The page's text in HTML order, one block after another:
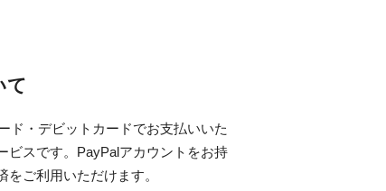
て
ド・デビットカードでお支払いいた
ビスです。PayPalアカウントをお持
ご利用いただけます。